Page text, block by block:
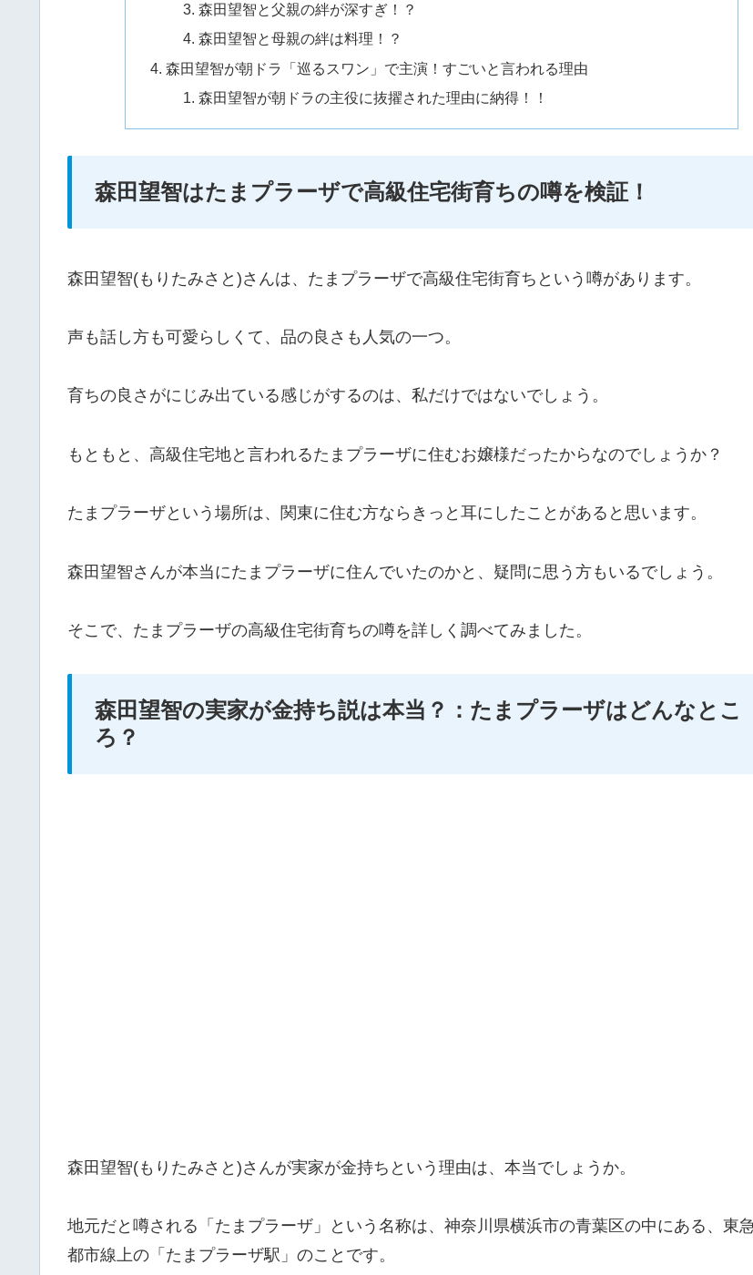
森田望智と父親の絆が深すぎ！？
森田望智と母親の絆は料理！？
森田望智が朝ドラ「巡るスワン」で主演！すごいと言われる理由
森田望智が朝ドラの主役に抜擢された理由に納得！！
森田望智はたまプラーザで高級住宅街育ちの噂を検証！
森田望智(もりたみさと)さんは、たまプラーザで高級住宅街育ちという噂があります。
声も話し方も可愛らしくて、品の良さも人気の一つ。
育ちの良さがにじみ出ている感じがするのは、私だけではないでしょう。
もともと、高級住宅地と言われるたまプラーザに住むお嬢様だったからなのでしょうか？
たまプラーザという場所は、関東に住む方ならきっと耳にしたことがあると思います。
森田望智さんが本当にたまプラーザに住んでいたのかと、疑問に思う方もいるでしょう。
そこで、たまプラーザの高級住宅街育ちの噂を詳しく調べてみました。
森田望智の実家が金持ち説は本当？：たまプラーザはどんなとこ
ろ？
森田望智(もりたみさと)さんが実家が金持ちという理由は、本当でしょうか。
地元だと噂される「たまプラーザ」という名称は、神奈川県横浜市の青葉区の中にある、東
都市線上の「たまプラーザ駅」のことです。